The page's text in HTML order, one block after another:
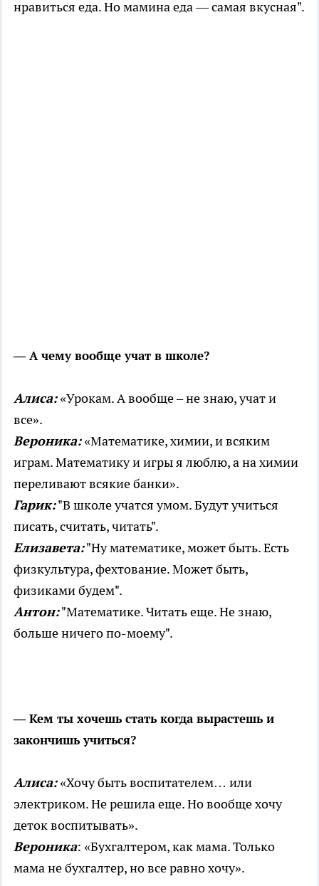
нравиться еда. Но мамина еда — самая вкусная".
—А чему вообще учат в школе?
Алиса:«Урокам. А вообще – не знаю, учат и
все».
Вероника:«Математике, химии, и всяким
играм. Математику и игры я люблю, а на химии
переливают всякие банки».
Гарик:"В школе учатся умом. Будут учиться
писать, считать, читать".
Елизавета:"Ну математике, может быть. Есть
физкультура, фехтование. Может быть,
физиками будем".
Антон:"Математике. Читать еще. Не знаю,
больше ничего по-моему".
—Кем ты хочешь стать когда вырастешь и
закончишь учиться?
Алиса:«Хочу быть воспитателем… или
электриком. Не решила еще. Но вообще хочу
деток воспитывать».
Вероника: «Бухгалтером, как мама. Только
мама не бухгалтер, но все равно хочу».